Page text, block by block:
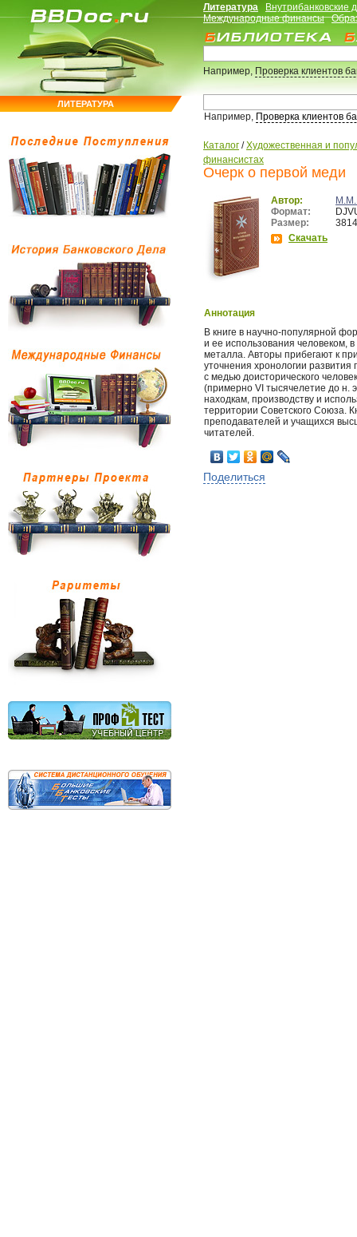
ЛИТЕРАТУРА
Литература
Внутрибанковские
Международные финансы
Например,Проверка клиентов
Например, Проверка клиентов
Каталог /Художественная и
финансистах
Очерк о первой меди
Автор:
Формат:
Размер:
Скачать
Аннотация
В книге в научно-популярной
и ее использования человеком,
металла. Авторы прибегают к
уточнения хронологии развития
с медью доисторического
(примерно VI тысячелетие до н.
находкам, производству и
территории Советского Союза.
преподавателей и учащихся
читателей.
Поделиться